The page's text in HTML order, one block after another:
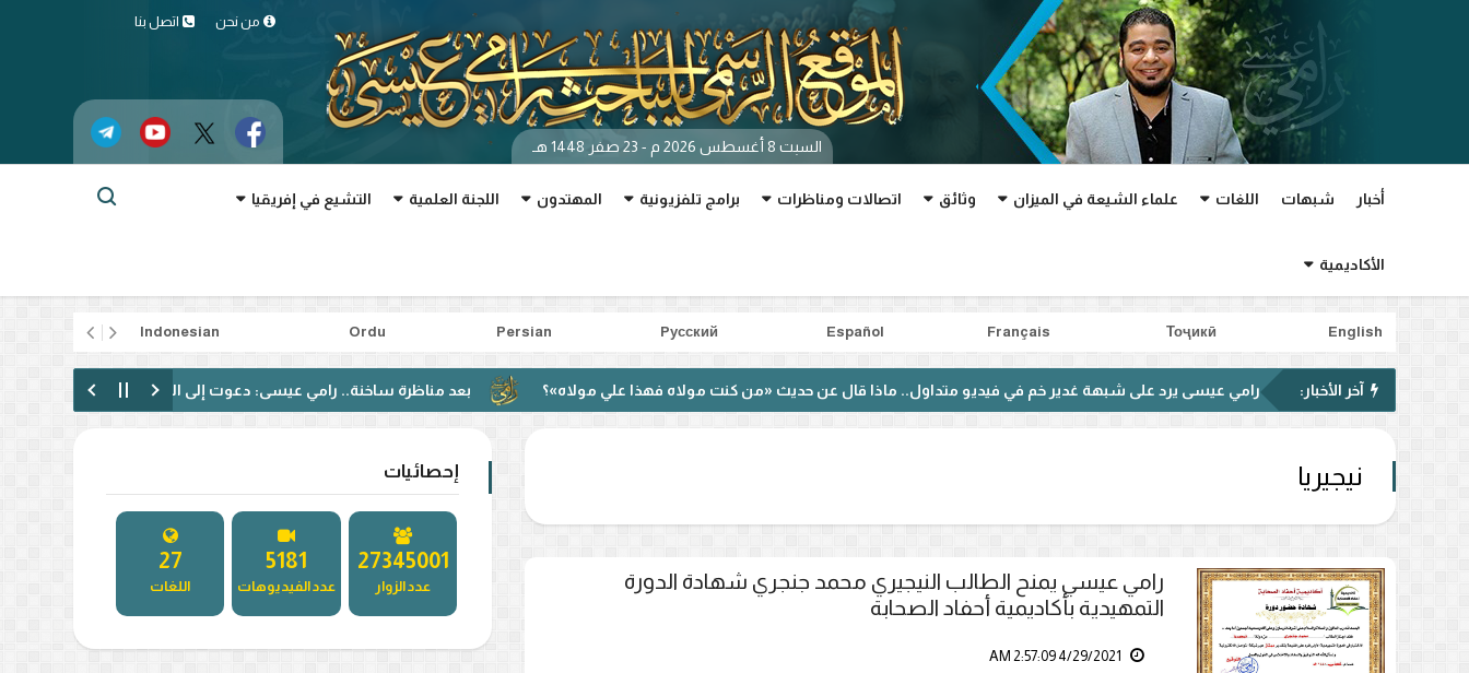
من نحن اتصل بنا
السبت 8 أغسطس 2026 م - 23 صفر 1448 هـ
أخبار شبهات اللغات علماء الشيعة في الميزان وثائق اتصالات ومناظرات برامج تلفزيونية المهتدون اللجنة العلمية التشيع في إفريقيا
الأكاديمية
English
Тоҷикӣ
Français
Español
Pусский
Persian
Ordu
Indonesian
آخر الأخبار:رامي عيسى يرد على شبهة غدير خم في فيديو متداول.. ماذا قال عن حديث «من كنت مولاه فهذا علي مولاه»؟ بعد مناظرة ساخنة.. رامي عيسى: دعوت إلى الحوار فقوبلت بالتكفير! (فيديو)
نيجيريا
رامي عيسي يمنح الطالب النيجيري محمد جنجري شهادة الدورة
التمهيدية بأكاديمية أحفاد الصحابة
إحصائيات
27345001
عدد الزوار
5181
عدد الفيديوهات
27
اللغات